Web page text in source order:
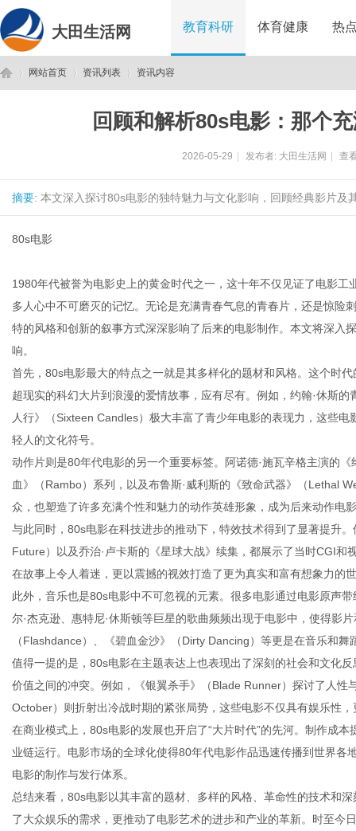
大田生活网 教育科研 体育健康 热
网站首页 资讯列表 资讯内容
回顾和解析80s电影：那个
2026-05-29 发布者: 大田生活网 查
摘要: 本文深入探讨80s电影的独特魅力与文化影响，回顾经典影片
80s电影
1980年代被誉为电影史上的黄金时代之一，这十年不仅见证了电影
多人心中不可磨灭的记忆。无论是充满青春气息的青春片，还是惊险
特的风格和创新的叙事方式深深影响了后来的电影制作。本文将深入
响。
首先，80s电影最大的特点之一就是其多样化的题材和风格。这个时
超现实的科幻大片到浪漫的爱情故事，应有尽有。例如，约翰·休斯
人行》（Sixteen Candles）极大丰富了青少年电影的表现力，这些
轻人的文化符号。
动作片则是80年代电影的另一个重要标签。阿诺德·施瓦辛格主演的
血》（Rambo）系列，以及布鲁斯·威利斯的《致命武器》（Lethal
众，也塑造了许多充满个性和魅力的动作英雄形象，成为后来动作电
与此同时，80s电影在科技进步的推动下，特效技术得到了显著提升
Future）以及乔治·卢卡斯的《星球大战》续集，都展示了当时CGI
在故事上令人着迷，更以震撼的视效打造了更为真实和富有想象力的
此外，音乐也是80s电影中不可忽视的元素。很多电影通过电影原声
尔·杰克逊、惠特尼·休斯顿等巨星的歌曲频频出现于电影中，使得影
（Flashdance）、《碧血金沙》（Dirty Dancing）等更是在音乐和
值得一提的是，80s电影在主题表达上也表现出了深刻的社会和文化
价值之间的冲突。例如，《银翼杀手》（Blade Runner）探讨了人
October）则折射出冷战时期的紧张局势，这些电影不仅具有娱乐性
在商业模式上，80s电影的发展也开启了“大片时代”的先河。制作成
业链运行。电影市场的全球化使得80年代电影作品迅速传播到世界
电影的制作与发行体系。
总结来看，80s电影以其丰富的题材、多样的风格、革命性的技术和
了大众娱乐的需求，更推动了电影艺术的进步和产业的革新。时至今